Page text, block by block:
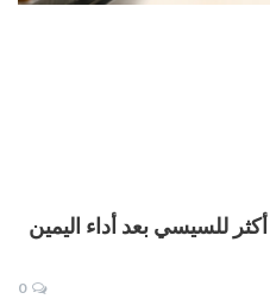
للسيسي بعد أداء اليمين
0